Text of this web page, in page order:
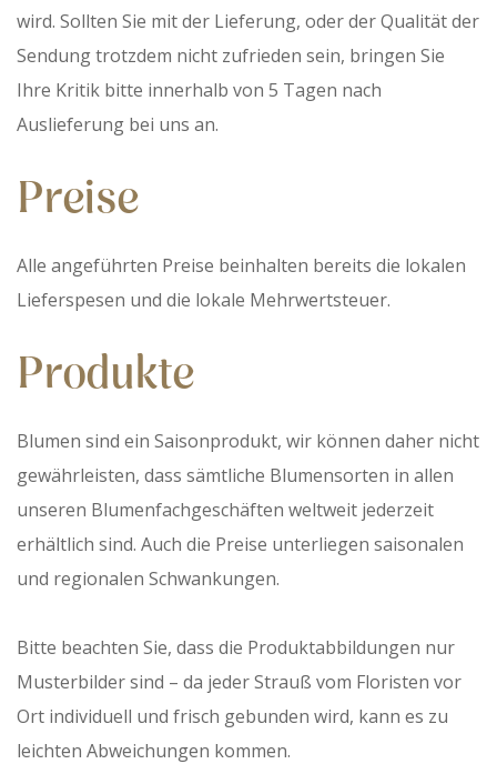
wird. Sollten Sie mit der Lieferung, oder der Qualität der
Sendung trotzdem nicht zufrieden sein, bringen Sie
Ihre Kritik bitte innerhalb von 5 Tagen nach
Auslieferung bei uns an.
Preise
Alle angeführten Preise beinhalten bereits die lokalen
Lieferspesen und die lokale Mehrwertsteuer.
Produkte
Blumen sind ein Saisonprodukt, wir können daher nicht
gewährleisten, dass sämtliche Blumensorten in allen
unseren Blumenfachgeschäften weltweit jederzeit
erhältlich sind. Auch die Preise unterliegen saisonalen
und regionalen Schwankungen.
Bitte beachten Sie, dass die Produktabbildungen nur
Musterbilder sind – da jeder Strauß vom Floristen vor
Ort individuell und frisch gebunden wird, kann es zu
leichten Abweichungen kommen.